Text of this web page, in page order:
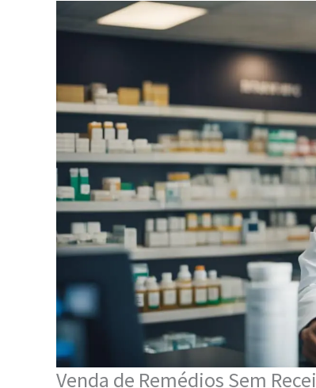
Venda de Remédios Sem